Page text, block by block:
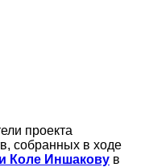
проекта
собранных в ходе
Коле Иншакову в